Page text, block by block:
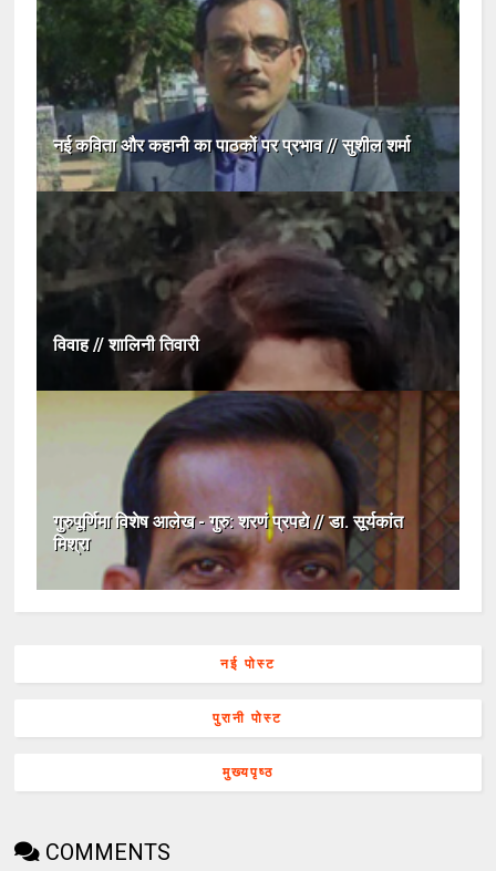
नई कविता और कहानी का पाठकों पर प्रभाव // सुशील शर्मा
विवाह // शालिनी तिवारी
गुरुपूर्णिमा विशेष आलेख - गुरु: शरणं प्रपद्ये // डा. सूर्यकांत
मिश्रा
नई पोस्ट
पुरानी पोस्ट
मुख्यपृष्ठ
COMMENTS